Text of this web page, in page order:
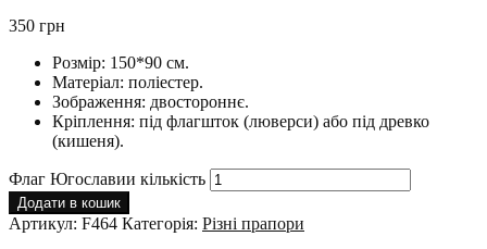
350 грн
Розмір: 150*90 см.
Матеріал: поліестер.
Зображення: двостороннє.
Кріплення: під флагшток (люверси) або під древко
(кишеня).
Флаг Югославии кількість
Додати в кошик
Артикул: F464 Категорія: Різні прапори